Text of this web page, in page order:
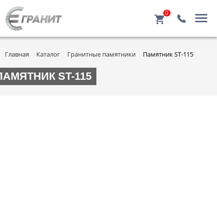
0
Главная Каталог Гранитные памятники Памятник ST-115
ST-115